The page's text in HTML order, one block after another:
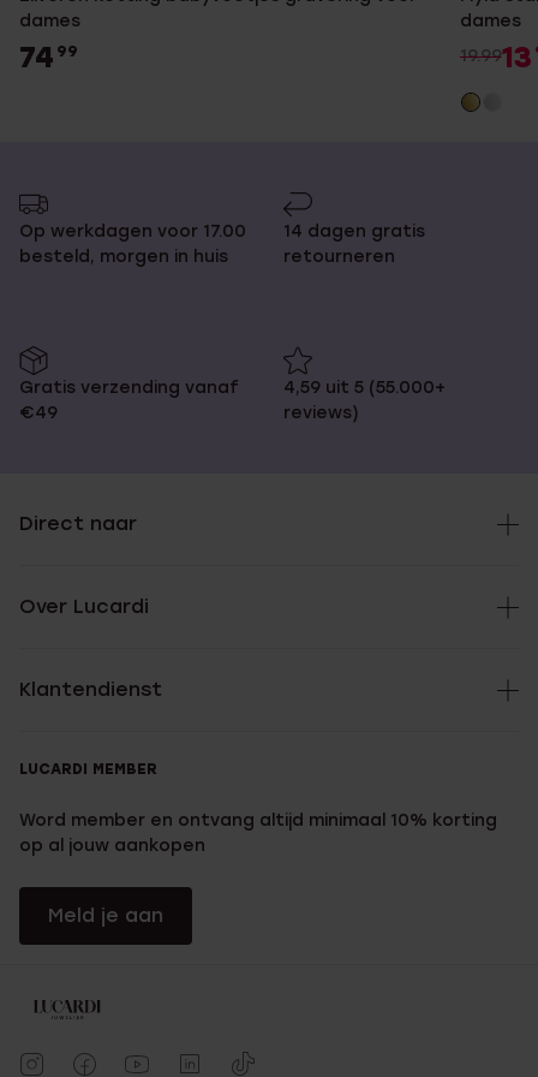
dames
74 99
dames
19.9913
Op werkdagen voor 17.00
besteld, morgen in huis
14 dagen gratis
retourneren
Gratis verzending vanaf
€49
4,59 uit 5 (55.000+
reviews)
Direct naar
Over Lucardi
Klantendienst
LUCARDI MEMBER
Word member en ontvang altijd minimaal 10% korting
op al jouw aankopen
Meld je aan